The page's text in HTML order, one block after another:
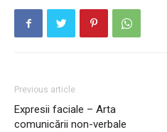
Previous article
Expresii faciale – Arta
comunicării non-verbale